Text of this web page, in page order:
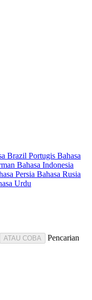
Brazil Portugis Bahasa
Bahasa Indonesia
Persia Bahasa Rusia
Urdu
ATAU COBA
Pencarian